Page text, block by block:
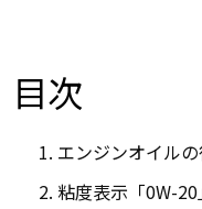
目次
エンジンオイル
粘度表示「0W-